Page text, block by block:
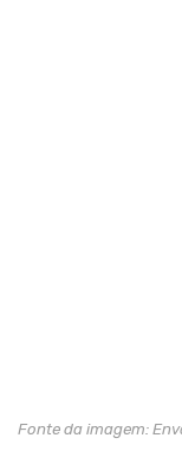
Fonte da imagem: